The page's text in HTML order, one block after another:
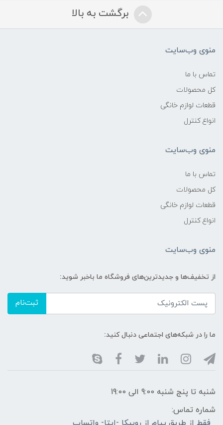
برگشت به بالا
منوی وب‌سایت
تماس با ما
کل محصولات
قطعات لوازم خانگی
انواع کنترل
منوی وب‌سایت
تماس با ما
کل محصولات
قطعات لوازم خانگی
انواع کنترل
منوی وب‌سایت
از تخفیف‌ها و جدیدترین‌های فروشگاه ما باخبر شوید:
ثبت‌نام
ما را در شبکه‌های اجتماعی دنبال کنید:
شنبه تا پنج شنبه 9:00 الی 19:00
شماره تماس: